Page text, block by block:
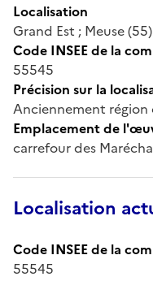
Localisation
Grand Est ; Meuse
Code INSEE de la
55545
Précision sur la
Anciennement région
Emplacement de
carrefour des
Localisation
Code INSEE de la
55545